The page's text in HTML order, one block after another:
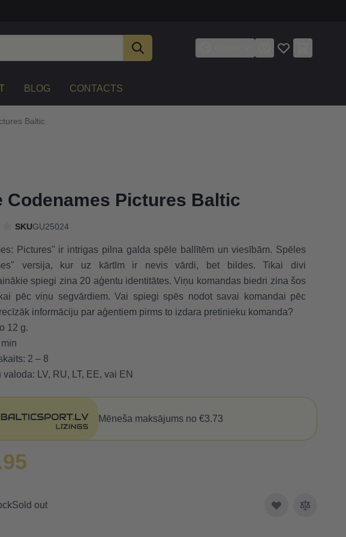
BLOG CONTACTS
Baltic
Codenames Pictures Baltic
SKUGU25024
Pictures" ir intrigas pilna galda spēle ballītēm un viesībām. Spēles
versija, kur uz kārtīm ir nevis vārdi, bet bildes. Tikai divi
spiegi zina 20 aģentu identitātes. Viņu komandas biedri zina šos
pēc viņu segvārdiem. Vai spiegi spēs nodot savai komandai pēc
informāciju par aģentiem pirms to izdara pretinieku komanda?
12 g.
min
2 – 8
valoda: LV, RU, LT, EE, vai EN
Mēneša maksājums no €3.73
Sold out